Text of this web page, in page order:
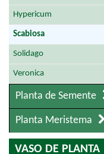
Hypericum
Scabiosa
Solidago
Veronica
Planta de Semente
Planta Meristema
VASO DE PLANTA